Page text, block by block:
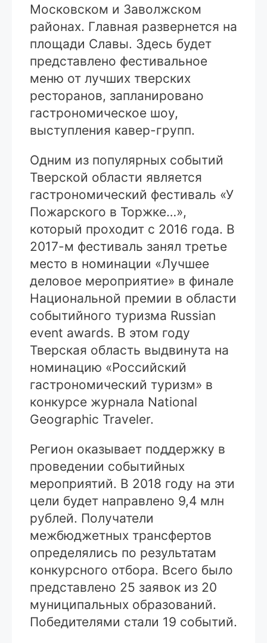
Московском и Заволжском
районах. Главная развернется на
площади Славы. Здесь будет
представлено фестивальное
меню от лучших тверских
ресторанов, запланировано
гастрономическое шоу,
выступления кавер-групп.
Одним из популярных событий
Тверской области является
гастрономический фестиваль «У
Пожарского в Торжке…»,
который проходит с 2016 года. В
2017-м фестиваль занял третье
место в номинации «Лучшее
деловое мероприятие» в финале
Национальной премии в области
событийного туризма Russian
event awards. В этом году
Тверская область выдвинута на
номинацию «Российский
гастрономический туризм» в
конкурсе журнала National
Geographic Traveler.
Регион оказывает поддержку в
проведении событийных
мероприятий. В 2018 году на эти
цели будет направлено 9,4 млн
рублей. Получатели
межбюджетных трансфертов
определялись по результатам
конкурсного отбора. Всего было
представлено 25 заявок из 20
муниципальных образований.
Победителями стали 19 событий.